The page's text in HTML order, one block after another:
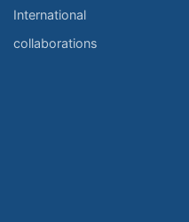
International
collaborations